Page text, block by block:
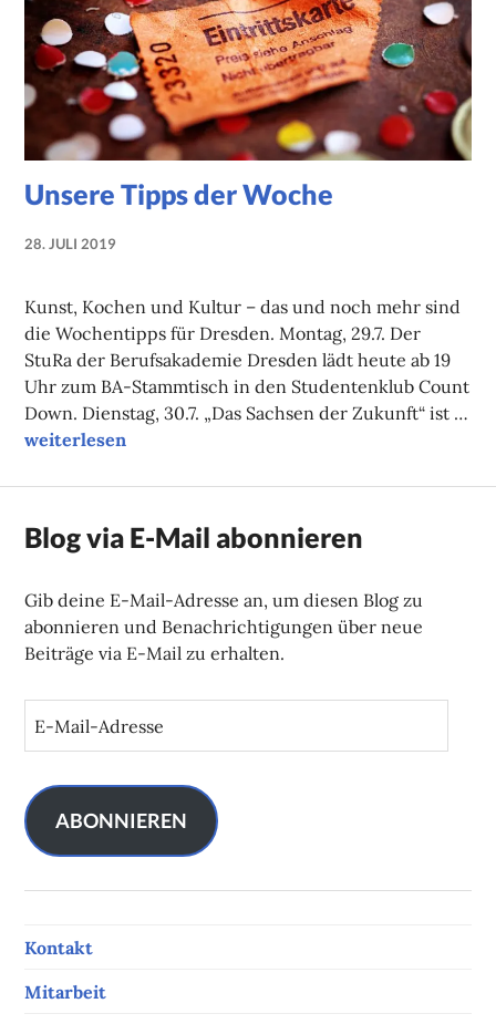
Unsere Tipps der Woche
28. JULI 2019
Kunst, Kochen und Kultur – das und noch mehr sind
die Wochentipps für Dresden. Montag, 29.7. Der
StuRa der Berufsakademie Dresden lädt heute ab 19
Uhr zum BA-Stammtisch in den Studentenklub Count
Down. Dienstag, 30.7. „Das Sachsen der Zukunft“ ist …
Unsere Tipps der Woche
weiterlesen
Blog via E-Mail abonnieren
Gib deine E-Mail-Adresse an, um diesen Blog zu
abonnieren und Benachrichtigungen über neue
Beiträge via E-Mail zu erhalten.
a
i
l
A
r
s
ABONNIEREN
Kontakt
Mitarbeit